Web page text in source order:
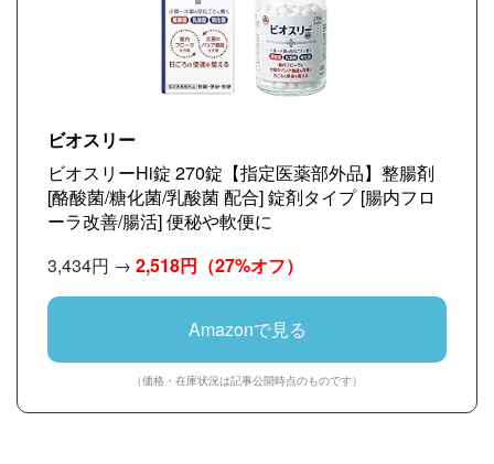
ビオスリー
ビオスリーHi錠 270錠【指定医薬部外品】整腸剤
[酪酸菌/糖化菌/乳酸菌 配合] 錠剤タイプ [腸内フロ
ーラ改善/腸活] 便秘や軟便に
3,434円 → 2,518円 （27%オフ）
Amazonで見る
（価格・在庫状況は記事公開時点のものです）